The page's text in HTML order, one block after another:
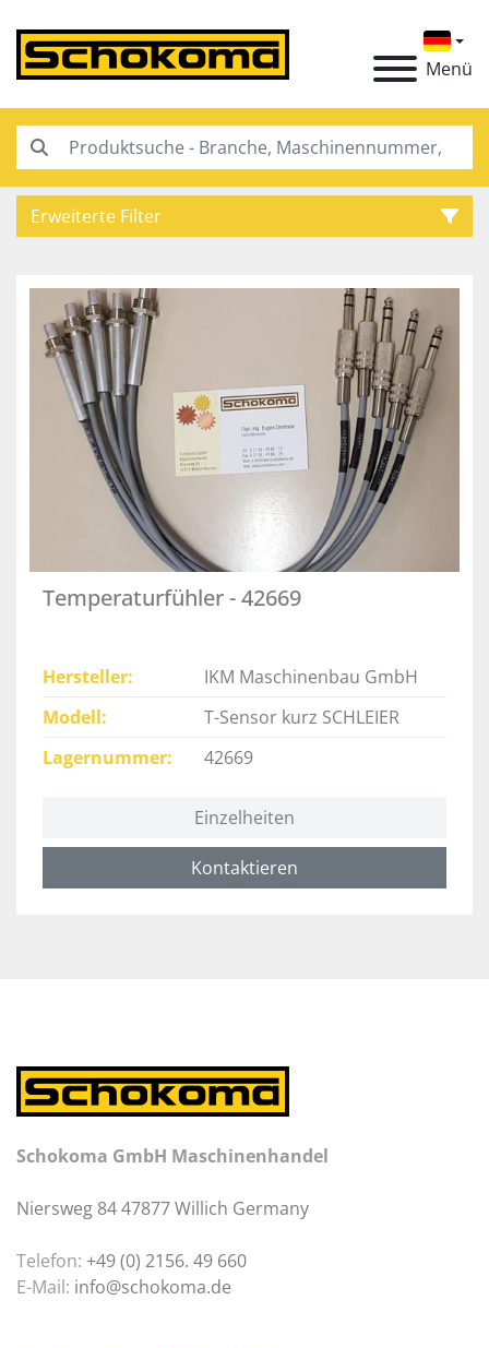
Menü
Erweiterte Filter
Hersteller
Temperaturfühler - 42669
Hersteller
IKM Maschinenbau GmbH
Modell
T-Sensor kurz SCHLEIER
Lagernummer
42669
Einzelheiten
Kontaktieren
Schokoma GmbH Maschinenhandel
Niersweg 84 47877 Willich Germany
Telefon: +49 (0) 2156. 49 660
E-Mail: info@schokoma.de